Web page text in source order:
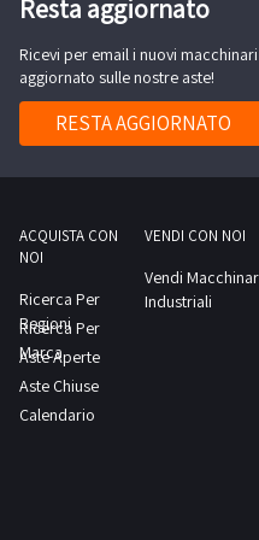
della
sua
eventuale
messa
a
destinato
come
ritiro
giorno
concordato:
1
lo
svolgimento
delle
attività
di
ritiro
giorno
1
Resta aggiornato
Ricevi per email i nuovi
aggiornato sulle nostre aste!
RESTA AGGIORNATO
ACQUISTA CON
NOI
Ricerca Per
Regioni
Ricerca Per
Marca
Aste Aperte
Aste Chiuse
Calendario
VENDI CON NOI
Vendi
Industriali